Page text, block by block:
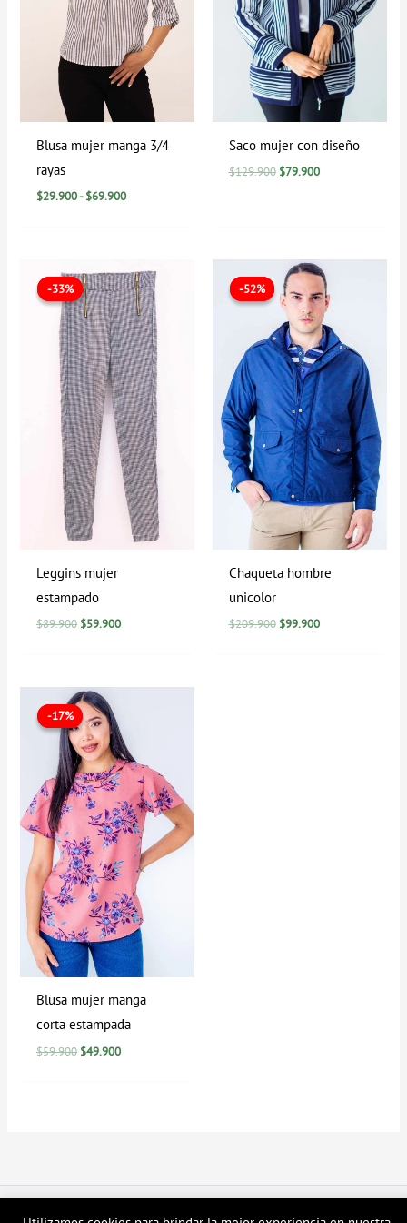
Blusa mujer manga 3/4
rayas
$29.900- $69.900
Saco mujer con diseño
$129.900 $79.900
-33%
-33%
Leggins mujer
estampado
$89.900
precio
original
era:
$89.900.
$59.900
precio
actual
es:
$59.900.
-52%
-52%
Chaqueta hombre
unicolor
$209.900
precio
original
era:
$209.900.
$99.900
El
precio
actual
es:
$99.900.
-17%
-17%
Blusa mujer manga
corta estampada
$59.900
El
precio
original
era:
$59.900.
$49.900
es:
$49.900.
Copyright © 2026 Tienda en linea LyH